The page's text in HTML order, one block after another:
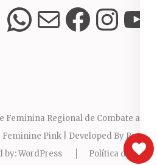
WhatsApp E-mail Facebook InstagramYoutube
Feminina Regional de Combate ao
Feminine Pink | Developed By Rara
by:WordPress Política de